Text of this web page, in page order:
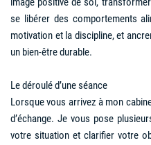
se libérer des comportements
motivation et la discipline, et
un bien-être durable.
Le déroulé d’une séance
Lorsque vous arrivez à mon
d’échange. Je vous pose
votre situation et clarifier votre